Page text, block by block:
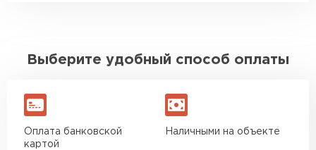
Выберите удобный способ оплаты
Оплата банковской
картой
Наличными на объекте